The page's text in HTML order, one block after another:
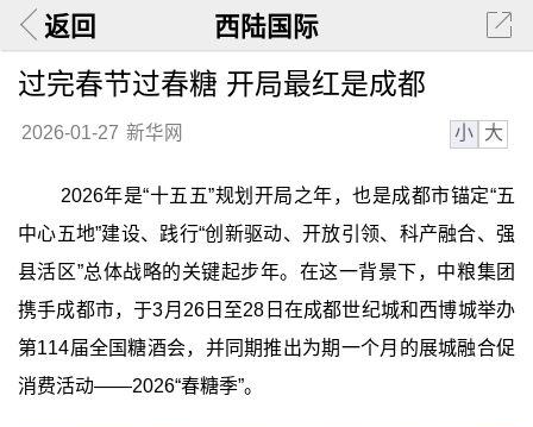
返回 西陆国际
过完春节过春糖 开局最红是成都
2026-01-27 新华网 小 大
2026年是“十五五”规划开局之年，也是成都市锚定“五
中心五地”建设、践行“创新驱动、开放引领、科产融合、强
县活区”总体战略的关键起步年。在这一背景下，中粮集团
携手成都市，于3月26日至28日在成都世纪城和西博城举办
第114届全国糖酒会，并同期推出为期一个月的展城融合促
消费活动——2026“春糖季”。